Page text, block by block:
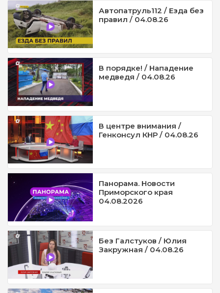
Автопатруль112 / Езда без
правил / 04.08.26
В порядке! / Нападение
медведя / 04.08.26
В центре внимания /
Генконсул КНР / 04.08.26
Панорама. Новости
Приморского края
04.08.2026
Без Галстуков / Юлия
Закружная / 04.08.26